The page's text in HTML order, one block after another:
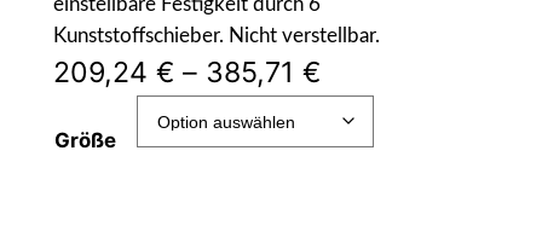
einstellbare Festigkeit durch 6
Kunststoffschieber. Nicht verstellbar.
209,24 € – 385,71 €
Größe